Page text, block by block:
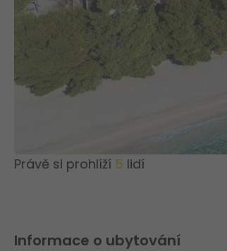
Právě si prohlíží 5 lidí
Informace o ubytování